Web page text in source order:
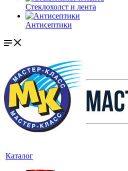
Стеклохолст и лента
Антисептики
Каталог